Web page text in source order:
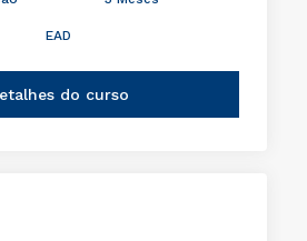
EAD
do curso